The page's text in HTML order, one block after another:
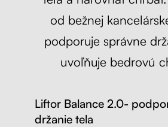
od bežnej
podporuje správne
uvoľňuje bedrovú
Liftor Balance 2.0-
držanie tela